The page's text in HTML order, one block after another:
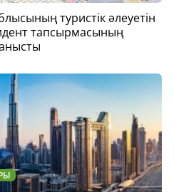
туристік әлеуетін
тапсырмасының